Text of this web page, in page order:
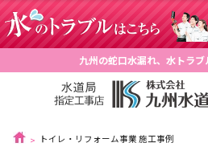
九州の蛇口水漏れ、水トラ
トイレ・リフォーム事業 施工事例